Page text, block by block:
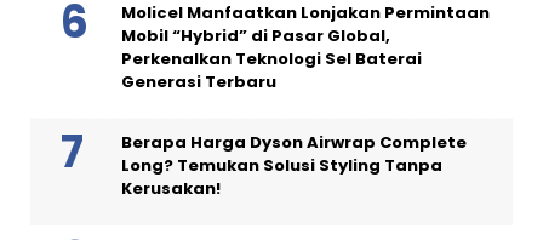
Molicel Manfaatkan Lonjakan Permintaan
Mobil “Hybrid” di Pasar Global,
Perkenalkan Teknologi Sel Baterai
Generasi Terbaru
Berapa Harga Dyson Airwrap Complete
Long? Temukan Solusi Styling Tanpa
Kerusakan!